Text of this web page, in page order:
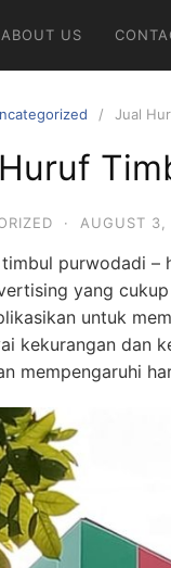
ABOUT US
Jual
· AUGUST
purwodadi –
yang
untuk
kekurangan dan
mempengaruhi